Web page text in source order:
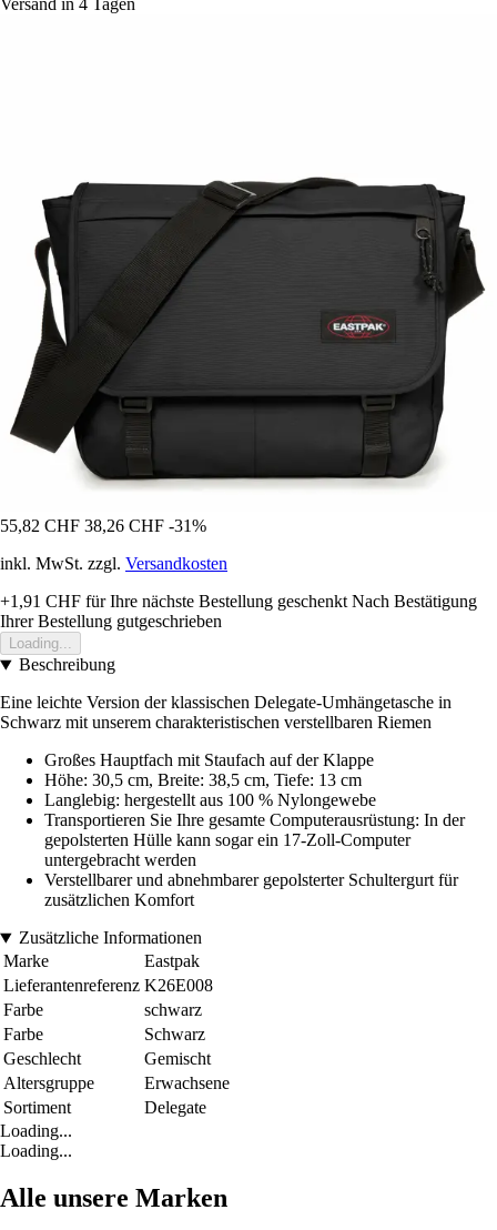
Versand in 4 Tagen
55,82 CHF 38,26 CHF -31%
inkl. MwSt. zzgl. Versandkosten
+1,91 CHF für Ihre nächste Bestellung geschenkt Nach Bestätigung
Ihrer Bestellung gutgeschrieben
Loading...
Beschreibung
Eine leichte Version der klassischen Delegate-Umhängetasche in
Schwarz mit unserem charakteristischen verstellbaren Riemen
Großes Hauptfach mit Staufach auf der Klappe
Höhe: 30,5 cm, Breite: 38,5 cm, Tiefe: 13 cm
Langlebig: hergestellt aus 100 % Nylongewebe
Transportieren Sie Ihre gesamte Computerausrüstung: In der
gepolsterten Hülle kann sogar ein 17-Zoll-Computer
untergebracht werden
Verstellbarer und abnehmbarer gepolsterter Schultergurt für
zusätzlichen Komfort
Zusätzliche Informationen
Marke
Eastpak
Lieferantenreferenz K26E008
Farbe
schwarz
Farbe
Schwarz
Geschlecht
Gemischt
Altersgruppe
Erwachsene
Sortiment
Delegate
Loading...
Loading...
Alle unsere Marken